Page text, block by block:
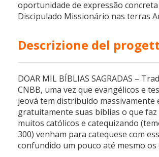
oportunidade de expressão
Discipulado Missionário nas terras
Descrizione del
DOAR MIL BÍBLIAS SAGRADAS –
CNBB, uma vez que evangélicos e
jeová tem distribuído massivamente
gratuitamente suas bíblias o que faz
muitos católicos e catequizando
300) venham para catequese com
confundido um pouco até mesmo os